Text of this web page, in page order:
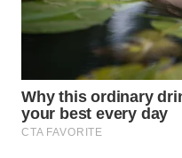
LAPAK
WAHANA
Wahana
Network